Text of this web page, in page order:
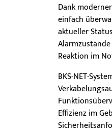
Dank
einfach
aktueller
Reaktion im
BKS-NET-
Effizienz im